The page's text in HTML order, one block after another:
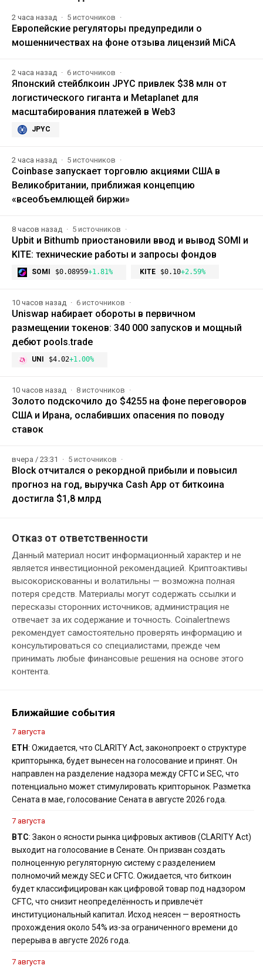
2 часа назад 5 источников
Европейские регуляторы предупредили о
мошенничествах на фоне отзыва лицензий MiCA
2 часа назад 6 источников
Японский стейблкоин JPYC привлек $38 млн от
логистического гиганта и Metaplanet для
масштабирования платежей в Web3
JPYC
2 часа назад 5 источников
Coinbase запускает торговлю акциями США в
Великобритании, приближая концепцию
«всеобъемлющей биржи»
8 часов назад 5 источников
Upbit и Bithumb приостановили ввод и вывод SOMI и
KITE: технические работы и запросы фондов
SOMI $0.08959+1.81% KITE $0.10+2.59%
10 часов назад 6 источников
Uniswap набирает обороты в первичном
размещении токенов: 340 000 запусков и мощный
дебют pools.trade
UNI $4.02+1.00%
10 часов назад 8 источников
Золото подскочило до $4255 на фоне переговоров
США и Ирана, ослабивших опасения по поводу
ставок
вчера / 23:31 5 источников
Block отчитался о рекордной прибыли и повысил
прогноз на год, выручка Cash App от биткоина
достигла $1,8 млрд
Отказ от ответственности
Данный материал носит информационный характер и не
является инвестиционной рекомендацией. Криптоактивы
высокорискованны и волатильны — возможна полная
потеря средств. Материалы могут содержать ссылки и
пересказы сторонних источников; администрация не
отвечает за их содержание и точность. Coinalertnews
рекомендует самостоятельно проверять информацию и
консультироваться со специалистами, прежде чем
принимать любые финансовые решения на основе этого
контента.
Ближайшие события
7 августа
ETH: Ожидается, что CLARITY Act, законопроект о структуре
крипторынка, будет вынесен на голосование и принят. Он
направлен на разделение надзора между CFTC и SEC, что
потенциально может стимулировать крипторынок. Разметка
Сената в мае, голосование Сената в августе 2026 года.
7 августа
BTC: Закон о ясности рынка цифровых активов (CLARITY Act)
выходит на голосование в Сенате. Он призван создать
полноценную регуляторную систему с разделением
полномочий между SEC и CFTC. Ожидается, что биткоин
будет классифицирован как цифровой товар под надзором
CFTC, что снизит неопределённость и привлечёт
институциональный капитал. Исход неясен — вероятность
прохождения около 54% из-за ограниченного времени до
перерыва в августе 2026 года.
7 августа